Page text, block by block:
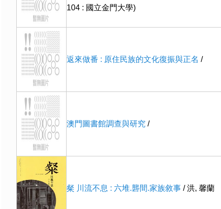
104 : 國立金門大學)
返來做番 : 原住民族的文化復振與正名 /
澳門圖書館調查與研究 /
粲 川流不息 : 六堆.礱間.家族敘事 / 洪, 馨蘭